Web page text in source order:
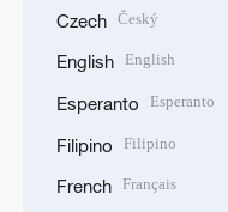
Czech Český
English English
Esperanto Esperanto
Filipino Filipino
French Français